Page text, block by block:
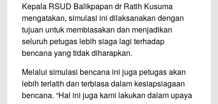
Kepala RSUD Balikpapan dr Ratih Kusuma
mengatakan, simulasi ini dilaksanakan dengan
tujuan untuk membiasakan dan menjadikan
seluruh petugas lebih siaga lagi terhadap
bencana yang tidak diharapkan.
Melalui simulasi bencana ini juga petugas akan
lebih terlatih dan terbiasa dalam kesiapsiagaan
bencana. “Hal ini juga kami lakukan dalam upaya